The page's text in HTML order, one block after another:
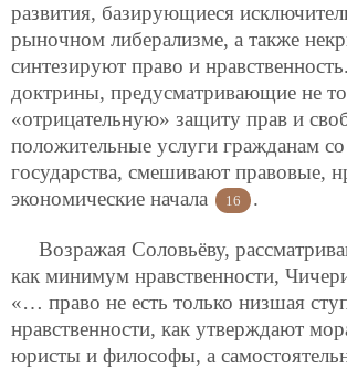
развития, базирующиеся
рыночном либерализме, а также
синтезируют право и
доктрины, предусматривающие не
«отрицательную» защиту прав и
положительные услуги гражданам
государства, смешивают правовые,
экономические начала
16 .
Возражая Соловьёву,
как минимум нравственности,
«… право не есть только низшая
нравственности, как утверждают
юристы и философы, а